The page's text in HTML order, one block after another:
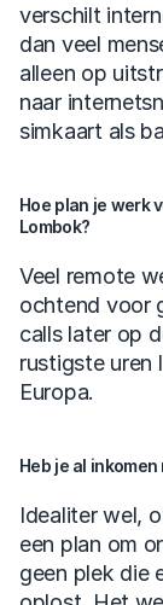
verschilt
dan veel
alleen op
naar
simkaart als
Hoe plan je werk
Lombok?
Veel remote
ochtend voor
calls later op
rustigste uren
Europa.
Heb je al
Idealiter wel,
een plan om
geen plek die